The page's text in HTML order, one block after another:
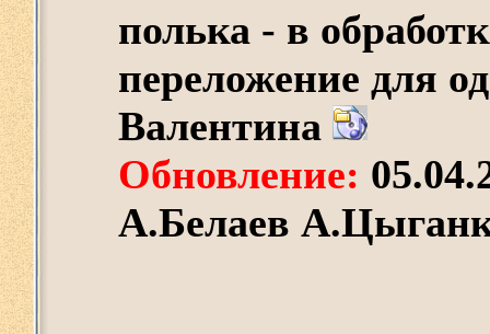
полька - в
переложение для
Валентина
Обновление:
А.Белаев